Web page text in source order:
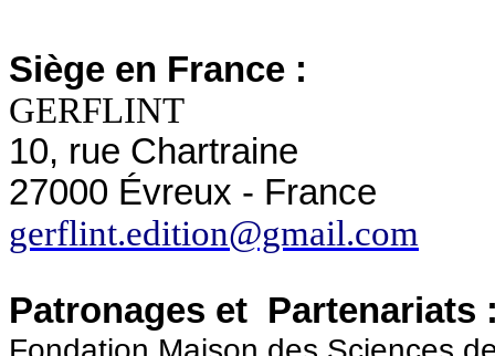
Siège en France :
GERFLINT
10, rue Chartraine
27000 Évreux - France
gerflint.edition@gmail.com
Patronages et Partenariats
Fondation Maison des Sciences